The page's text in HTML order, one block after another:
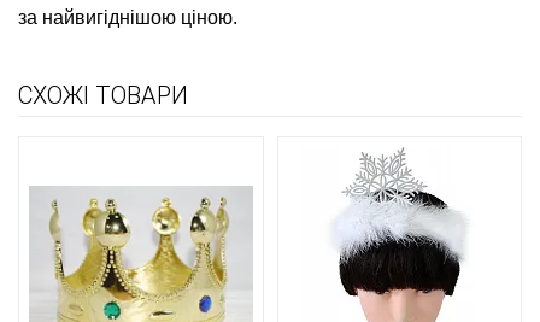
за найвигіднішою ціною.
СХОЖІ ТОВАРИ